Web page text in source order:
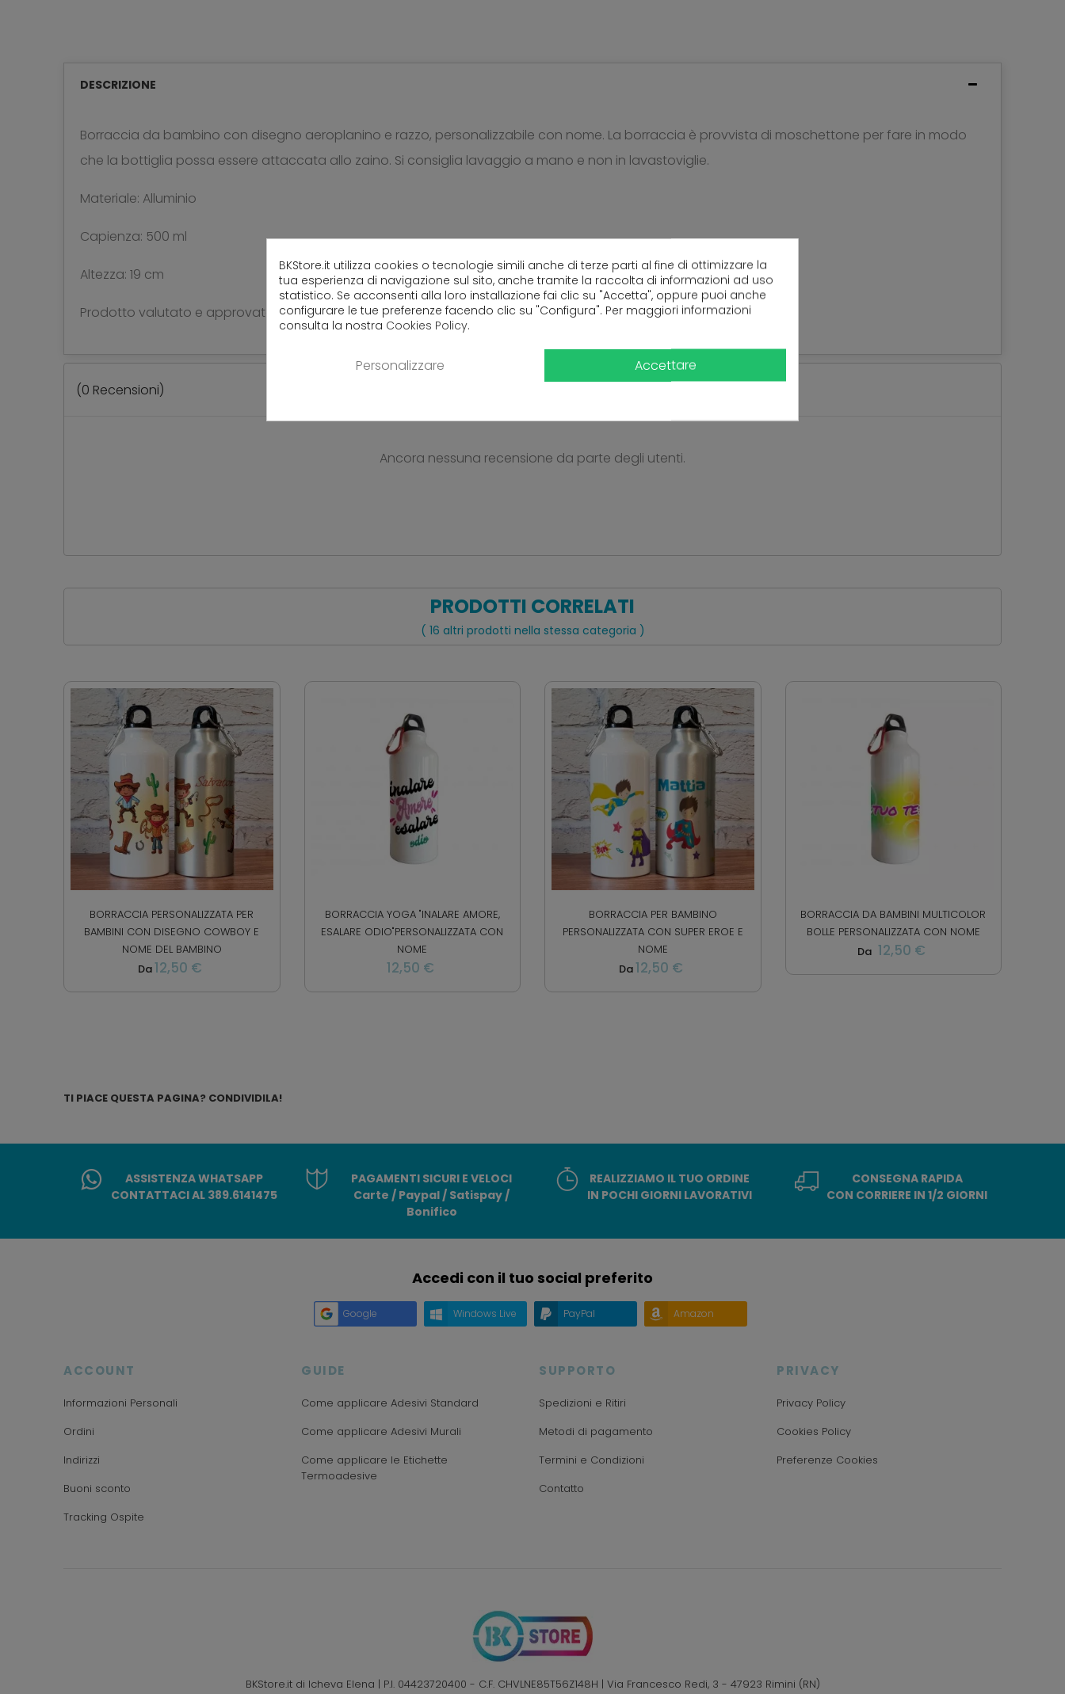
DESCRIZIONE
Borraccia da bambino con disegno aeroplanino e razzo, personalizzabile con nome. La borraccia è provvista di moschettone per fare in modo
che la bottiglia possa essere attaccata allo zaino. Si consiglia lavaggio a mano e non in lavastoviglie.
Materiale: Alluminio
Capienza: 500 ml
Altezza: 19 cm
Prodotto valutato e approvato per l’uso alimentare dal Ministero della Salute USMAF NAPOLI, Unità Territoriale Salerno.
(0 Recensioni)
Ancora nessuna recensione da parte degli utenti.
PRODOTTI CORRELATI
( 16 altri prodotti nella stessa categoria )
BORRACCIA PERSONALIZZATA PER
BAMBINI CON DISEGNO COWBOY E
NOME DEL BAMBINO
Da12,50 €
BORRACCIA YOGA "INALARE AMORE,
ESALARE ODIO"PERSONALIZZATA CON
NOME
12,50 €
BORRACCIA PER BAMBINO
PERSONALIZZATA CON SUPER EROE E
NOME
Da12,50 €
BORRACCIA DA BAMBINI MULTICOLOR
BOLLE PERSONALIZZATA CON NOME
Da 12,50 €
TI PIACE QUESTA PAGINA? CONDIVIDILA!
ASSISTENZA WHATSAPP
CONTATTACI AL 389.6141475
PAGAMENTI SICURI E VELOCI
Carte / Paypal / Satispay /
Bonifico
REALIZZIAMO IL TUO ORDINE
IN POCHI GIORNI LAVORATIVI
CONSEGNA RAPIDA
CON CORRIERE IN 1/2 GIORNI
Accedi con il tuo social preferito
Google Windows Live PayPal Amazon
ACCOUNT
Informazioni Personali
Ordini
Indirizzi
Buoni sconto
Tracking Ospite
GUIDE
Come applicare Adesivi Standard
Come applicare Adesivi Murali
Come applicare le Etichette
Termoadesive
SUPPORTO
Spedizioni e Ritiri
Metodi di pagamento
Termini e Condizioni
Contatto
PRIVACY
Privacy Policy
Cookies Policy
Preferenze Cookies
BKStore.it di Icheva Elena | P.I. 04423720400 - C.F. CHVLNE85T56Z148H | Via Francesco Redi, 3 - 47923 Rimini (RN)
BKStore.it utilizza cookies o tecnologie simili anche di terze parti al fine di ottimizzare la
tua esperienza di navigazione sul sito, anche tramite la raccolta di informazioni ad uso
statistico. Se acconsenti alla loro installazione fai clic su "Accetta", oppure puoi anche
configurare le tue preferenze facendo clic su "Configura". Per maggiori informazioni
consulta la nostra Cookies Policy.
Accettare
Personalizzare